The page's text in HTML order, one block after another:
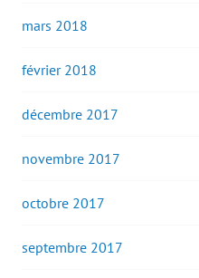
mars 2018
février 2018
décembre 2017
novembre 2017
octobre 2017
septembre 2017